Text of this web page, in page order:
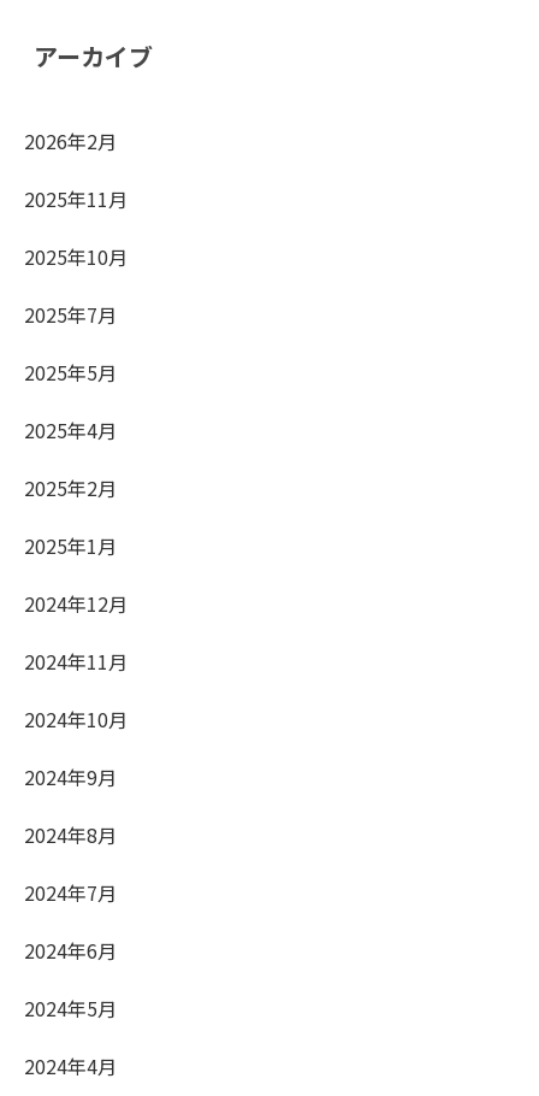
アーカイブ
2026年2月
2025年11月
2025年10月
2025年7月
2025年5月
2025年4月
2025年2月
2025年1月
2024年12月
2024年11月
2024年10月
2024年9月
2024年8月
2024年7月
2024年6月
2024年5月
2024年4月